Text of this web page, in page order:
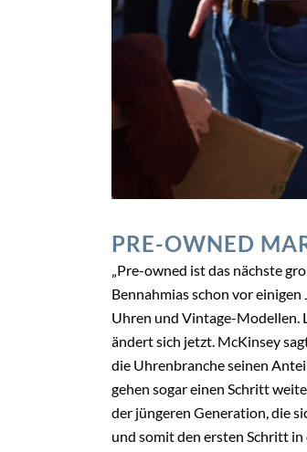
PRE-OWNED
„Pre-owned ist das nächste
Bennahmias schon vor
Uhren und Vintage-Modellen.
ändert sich jetzt. McKinsey
die Uhrenbranche seinen
gehen sogar einen Schritt
der jüngeren Generation, die
und somit den ersten Schritt